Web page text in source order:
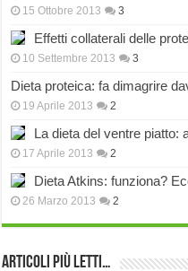
15 Ottobre 2013 3
Effetti collaterali delle
10 Settembre 2013 3
Dieta proteica: fa dimagrire
19 Aprile 2013 2
La dieta del ventre piatto:
17 Aprile 2013 2
Dieta Atkins: funziona?
26 Marzo 2013 2
Articoli più Letti…